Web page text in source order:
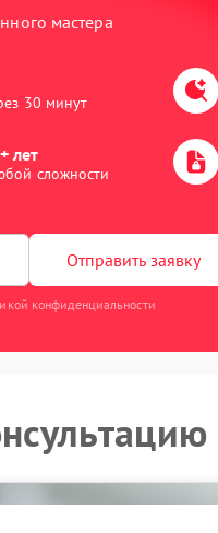
мастера
30 минут
лет
сложности
Отправить заявку
конфиденциальности